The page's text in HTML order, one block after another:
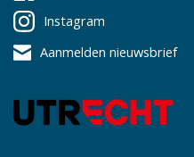
Instagram
Aanmelden nieuwsbrief